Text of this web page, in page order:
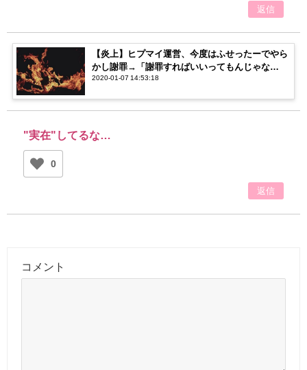
返信
【炎上】ヒプマイ運営、今度はふせったーでやら
かし謝罪→「謝罪すればいいってもんじゃな
い！」「謝罪したから良くない？」【賛否両論】
2020-01-07 14:53:18
"実在"してるな…
0
返信
コメント